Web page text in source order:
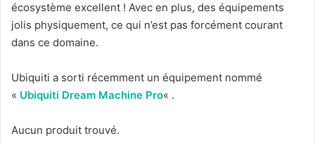
écosystème excellent ! Avec en plus, des équipements
jolis physiquement, ce qui n’est pas forcément courant
dans ce domaine.
Ubiquiti a sorti récemment un équipement nommé
« Ubiquiti Dream Machine Pro« .
Aucun produit trouvé.